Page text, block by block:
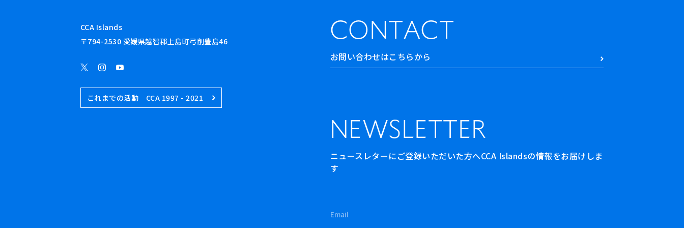
CONTACT
お問い合わせはこちらから
NEWSLETTER
ニュースレターにご登録いただいた方へCCA Islandsの情報をお届けしま
す
CCA Islands
〒794-2530 愛媛県越智郡上島町弓削豊島46
これまでの活動 CCA 1997 - 2021